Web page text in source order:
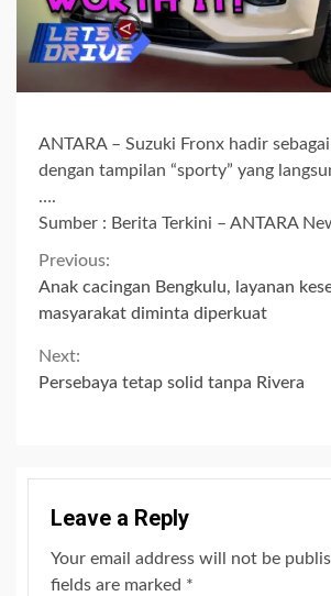
ANTARA – Suzuki Fronx hadir
dengan tampilan “sporty” yang
….
Sumber : Berita Terkini – ANTARA
Continue
Reading
Previous:
Anak cacingan Bengkulu, layanan
masyarakat diminta diperkuat
Next:
Persebaya tetap solid tanpa Rivera
Leave a Reply
Your email address will not be
fields are marked *